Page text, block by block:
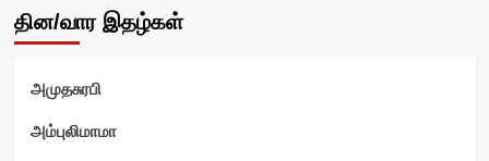
தின/வார இதழ்கள்
அமுதசுரபி
அம்புலிமாமா